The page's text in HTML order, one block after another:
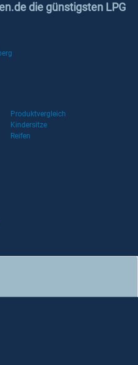
die günstigsten LPG
Produktvergleich
Kindersitze
Reifen